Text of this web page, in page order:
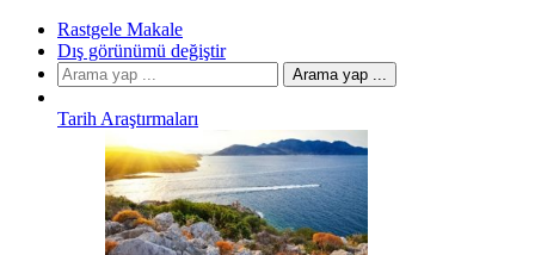
Rastgele Makale
Dış görünümü değiştir
Arama yap ...
Tarih Araştırmaları